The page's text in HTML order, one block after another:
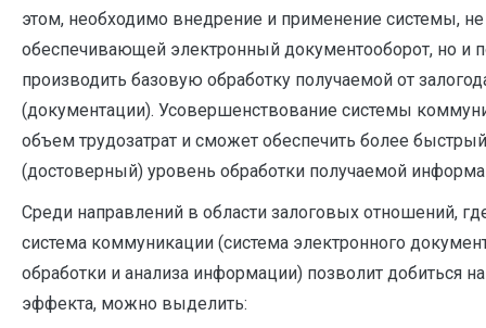
этом, необходимо внедрение и применение системы, не
обеспечивающей электронный документооборот, но и
производить базовую обработку получаемой от
(документации). Усовершенствование системы
объем трудозатрат и сможет обеспечить более
(достоверный) уровень обработки получаемой
Среди направлений в области залоговых отношений,
система коммуникации (система электронного
обработки и анализа информации) позволит добиться
эффекта, можно выделить: